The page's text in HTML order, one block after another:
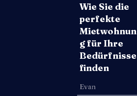
Wie Sie die
perfekte
Mietwohnun
g für Ihre
Bedürfnisse
finden
Evan